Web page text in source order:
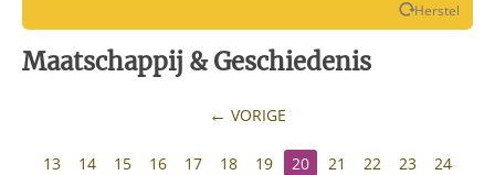
Herstel
Maatschappij & Geschiedenis
VORIGE
13 14 15 16 17 18 19 20 21 22 23
24